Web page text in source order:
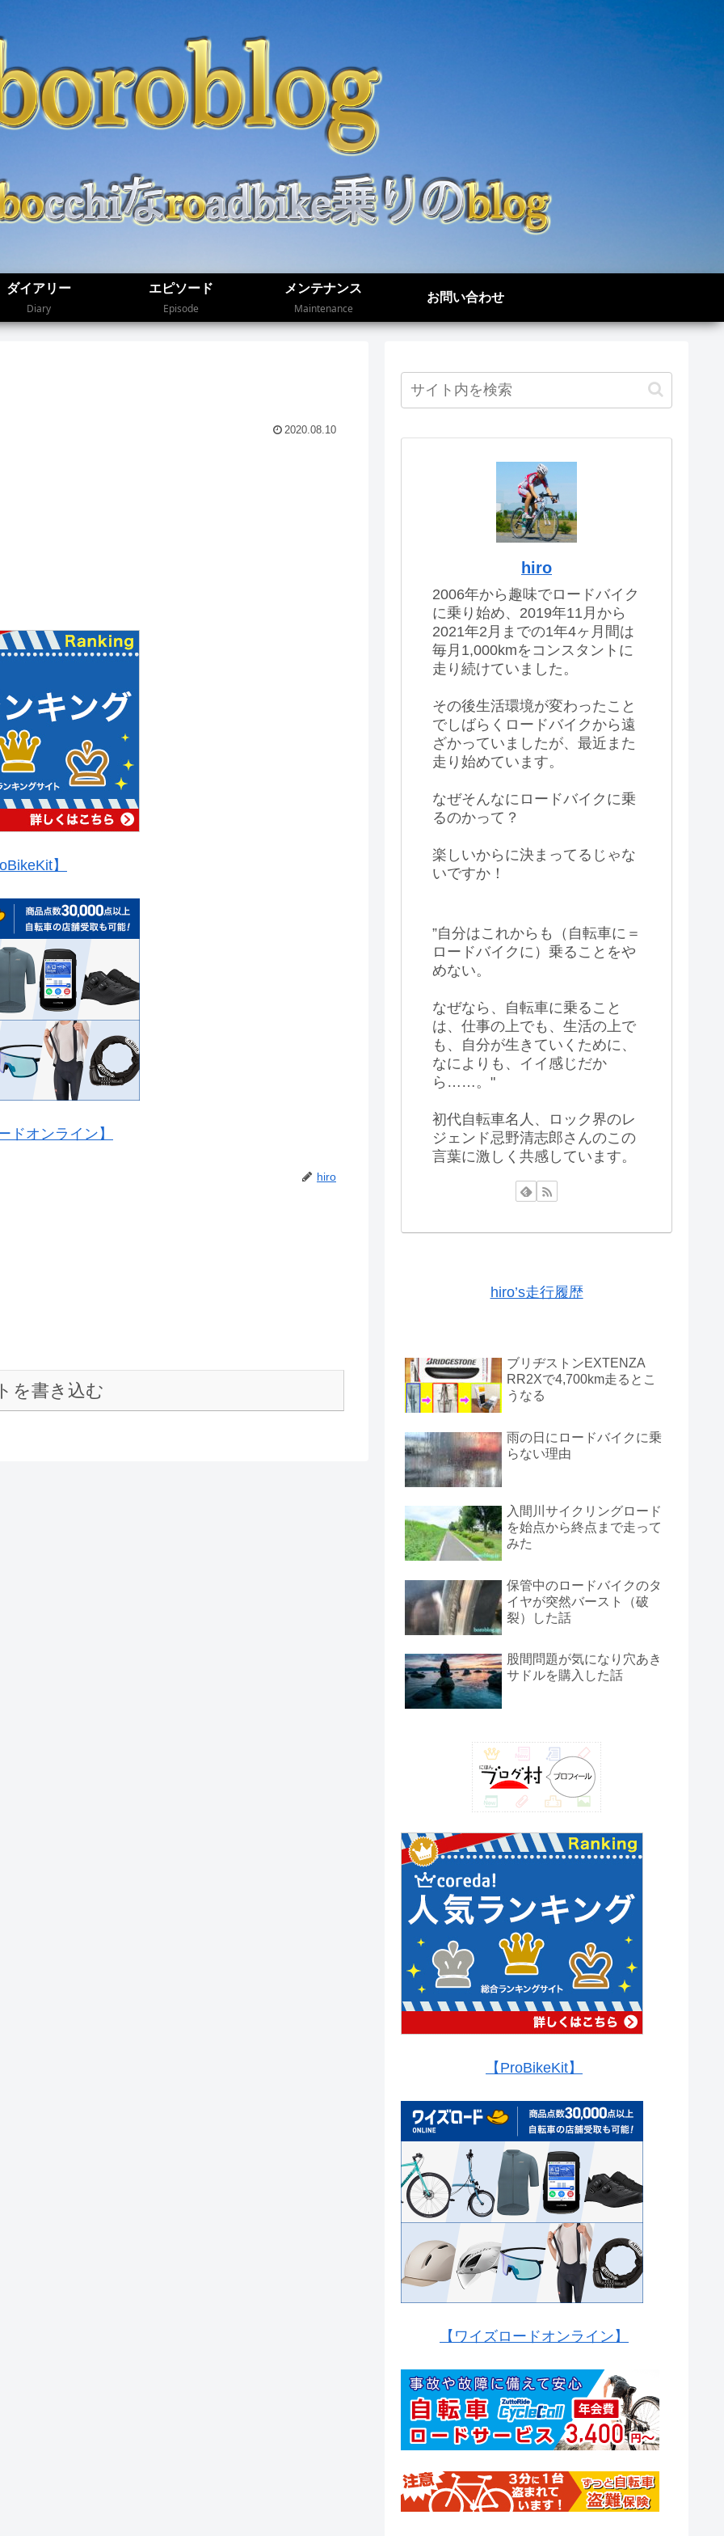
ダイアリー
Diary
エピソード
Episode
メンテナンス
Maintenance
お問い合わせ
2020.08.10
】
ドオンライン】
hiro
を書き込む
hiro
2006年から趣味でロードバイク
に乗り始め、2019年11月から
2021年2月までの1年4ヶ月間は
毎月1,000kmをコンスタントに
走り続けていました。
その後生活環境が変わったこと
でしばらくロードバイクから遠
ざかっていましたが、最近また
走り始めています。
なぜそんなにロードバイクに乗
るのかって？
楽しいからに決まってるじゃな
いですか！
”自分はこれからも（自転車に＝
ロードバイクに）乗ることをや
めない。
なぜなら、自転車に乗ること
は、仕事の上でも、生活の上で
も、自分が生きていくために、
なによりも、イイ感じだか
ら……。"
初代自転車名人、ロック界のレ
ジェンド忌野清志郎さんのこの
言葉に激しく共感しています。
hiro’s走行履歴
ブリヂストンEXTENZA
RR2Xで4,700km走るとこ
うなる
雨の日にロードバイクに乗
らない理由
入間川サイクリングロード
を始点から終点まで走って
みた
保管中のロードバイクのタ
イヤが突然バースト（破
裂）した話
股間問題が気になり穴あき
サドルを購入した話
【ProBikeKit】
【ワイズロードオンライン】